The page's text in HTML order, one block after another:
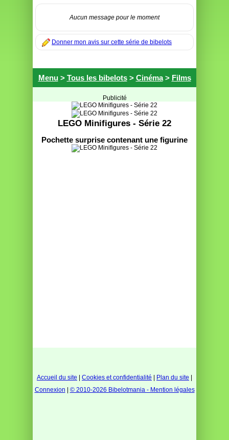
Aucun message pour le moment
Donner mon avis sur cette série de bibelots
Menu> Tous les bibelots> Cinéma> Films
Publicité
LEGO Minifigures - Série 22
Pochette surprise contenant une figurine
Accueil du site Cookies et confidentialité Plan du site
Connexion
© 2010-2026 Bibelotmania - Mention légales